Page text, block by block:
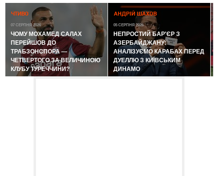
ЧТИВО
07 СЕРПНЯ 2026
ЧОМУ МОХАМЕД САЛАХ
ПЕРЕЙШОВ ДО
ТРАБЗОНСПОРА —
ЧЕТВЕРТОГО ЗА ВЕЛИЧИНОЮ
КЛУБУ ТУРЕЧЧИНИ?
АНДРІЙ ШАХОВ
05 СЕРПНЯ 2026
НЕПРОСТИЙ БАР'ЄР З
АЗЕРБАЙДЖАНУ:
АНАЛІЗУЄМО КАРАБАХ ПЕРЕД
ДУЕЛЛЮ З КИЇВСЬКИМ
ДИНАМО